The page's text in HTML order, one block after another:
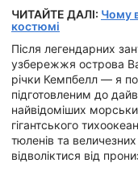
ЧИТАЙТЕ ДАЛІ: Чому
костюмі
Після легендарних
узбережжя острова
річки Кемпбелл — я
підготовленим до
найвідоміших
гігантського
тюленів та
відволіктися від